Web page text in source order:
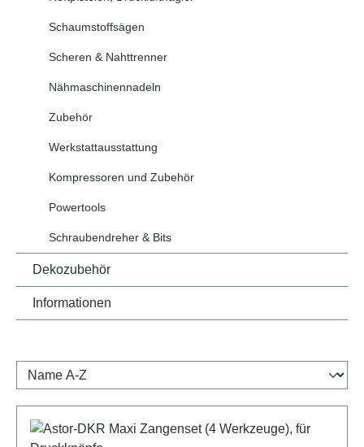
Schaumstoffsägen
Scheren & Nahttrenner
Nähmaschinennadeln
Zubehör
Werkstattausstattung
Kompressoren und Zubehör
Powertools
Schraubendreher & Bits
Dekozubehör
Informationen